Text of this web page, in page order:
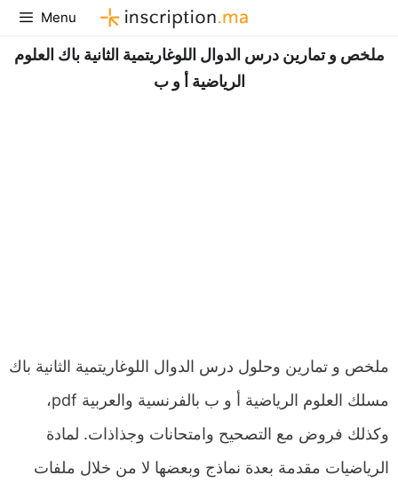
Aller
au
contenu
Menu
ملخص و تمارين درس الدوال اللوغاريتمية الثانية باك العلوم
الرياضية أ و ب
ملخص و تمارين وحلول درس الدوال اللوغاريتمية الثانية باك
مسلك العلوم الرياضية أ و ب بالفرنسية والعربية pdf،
وكذلك فروض مع التصحيح وامتحانات وجذاذات. لمادة
الرياضيات مقدمة بعدة نماذج وبعضها لا من خلال ملفات